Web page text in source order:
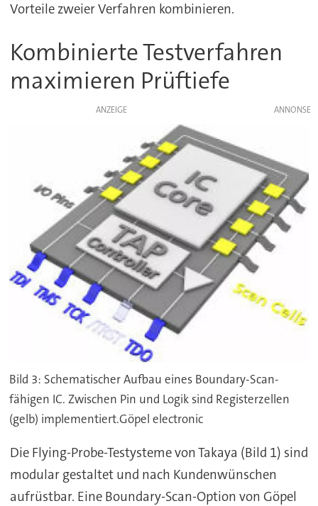
Vorteile zweier Verfahren kombinieren.
Kombinierte Testverfahren
maximieren Prüftiefe
ANZEIGE
Bild 3: Schematischer Aufbau eines Boundary-Scan-
fähigen IC. Zwischen Pin und Logik sind Registerzellen
(gelb) implementiert.Göpel electronic
Die Flying-Probe-Testysteme von Takaya (Bild 1) sind
modular gestaltet und nach Kundenwünschen
aufrüstbar. Eine Boundary-Scan-Option von Göpel